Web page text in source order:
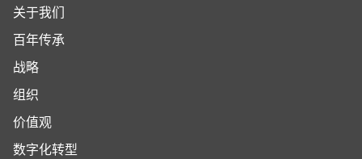
关于我们
百年传承
战略
组织
价值观
数字化转型